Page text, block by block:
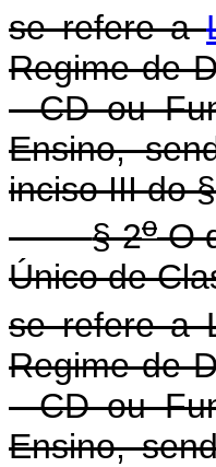
se refere a
Regime de
- CD ou
Ensino,
inciso III do
§ 2oO
Único de
se refere a
Regime de
- CD ou
Ensino,